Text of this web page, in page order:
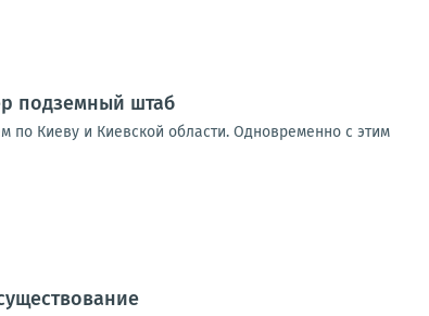
подземный штаб
по Киеву и Киевской области. Одновременно с этим